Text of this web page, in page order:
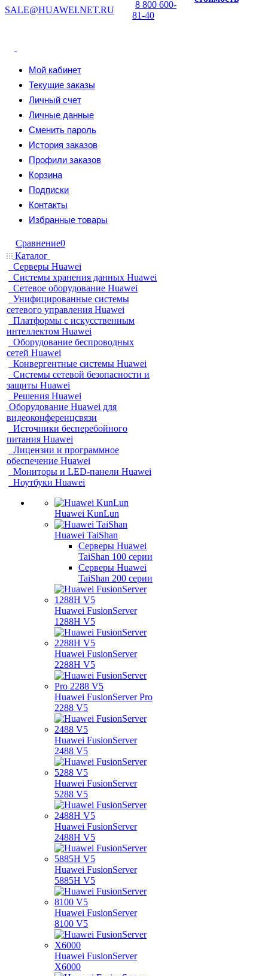
SALE@HUAWEI.NET.RU
8 800 600-
81-40
Мой кабинет
Текущие заказы
Личный счет
Личные данные
Сменить пароль
История заказов
Профили заказов
Корзина
Подписки
Контакты
Избранные товары
Сравнение0
Каталог
Серверы Huawei
Системы хранения данных Huawei
Сетевое оборудование Huawei
Унифицированные системы
сетевого управления Huawei
Платформы с искусственным
интеллектом Huawei
Оборудование беспроводных
сетей Huawei
Конвергентные системы Huawei
Системы сетевой безопасности и
защиты Huawei
Решения Huawei
Оборудование Huawei для
видеоконференцсвязи
Источники бесперебойного
питания Huawei
Лицензии и программное
обеспечение Huawei
Мониторы и LED-панели Huawei
Ноутбуки Huawei
Huawei KunLun
Huawei TaiShan
Серверы Huawei
TaiShan 100 серии
Серверы Huawei
TaiShan 200 серии
Huawei FusionServer
1288H V5
Huawei FusionServer
2288H V5
Huawei FusionServer Pro
2288 V5
Huawei FusionServer
2488 V5
Huawei FusionServer
5288 V5
Huawei FusionServer
2488H V5
Huawei FusionServer
5885H V5
Huawei FusionServer
8100 V5
Huawei FusionServer
X6000